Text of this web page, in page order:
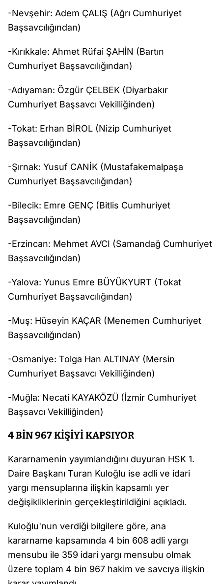
-Nevşehir: Adem ÇALIŞ (Ağrı Cumhuriyet
Başsavcılığından)
-Kırıkkale: Ahmet Rüfai ŞAHİN (Bartın
Cumhuriyet Başsavcılığından)
-Adıyaman: Özgür ÇELBEK (Diyarbakır
Cumhuriyet Başsavcı Vekilliğinden)
-Tokat: Erhan BİROL (Nizip Cumhuriyet
Başsavcılığından)
-Şırnak: Yusuf CANİK (Mustafakemalpaşa
Cumhuriyet Başsavcılığından)
-Bilecik: Emre GENÇ (Bitlis Cumhuriyet
Başsavcılığından)
-Erzincan: Mehmet AVCI (Samandağ Cumhuriyet
Başsavcılığından)
-Yalova: Yunus Emre BÜYÜKYURT (Tokat
Cumhuriyet Başsavcılığından)
-Muş: Hüseyin KAÇAR (Menemen Cumhuriyet
Başsavcılığından)
-Osmaniye: Tolga Han ALTINAY (Mersin
Cumhuriyet Başsavcı Vekilliğinden)
-Muğla: Necati KAYAKÖZÜ (İzmir Cumhuriyet
Başsavcı Vekilliğinden)
4 BİN 967 KİŞİYİ KAPSIYOR
Kararnamenin yayımlandığını duyuran HSK 1.
Daire Başkanı Turan Kuloğlu ise adli ve idari
yargı mensuplarına ilişkin kapsamlı yer
değişikliklerinin gerçekleştirildiğini açıkladı.
Kuloğlu'nun verdiği bilgilere göre, ana
kararname kapsamında 4 bin 608 adli yargı
mensubu ile 359 idari yargı mensubu olmak
üzere toplam 4 bin 967 hakim ve savcıya ilişkin